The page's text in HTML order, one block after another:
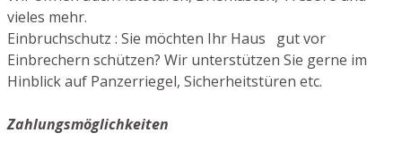
vieles mehr.
Einbruchschutz : Sie möchten Ihr Haus gut vor
Einbrechern schützen? Wir unterstützen Sie gerne im
Hinblick auf Panzerriegel, Sicherheitstüren etc.
Zahlungsmöglichkeiten